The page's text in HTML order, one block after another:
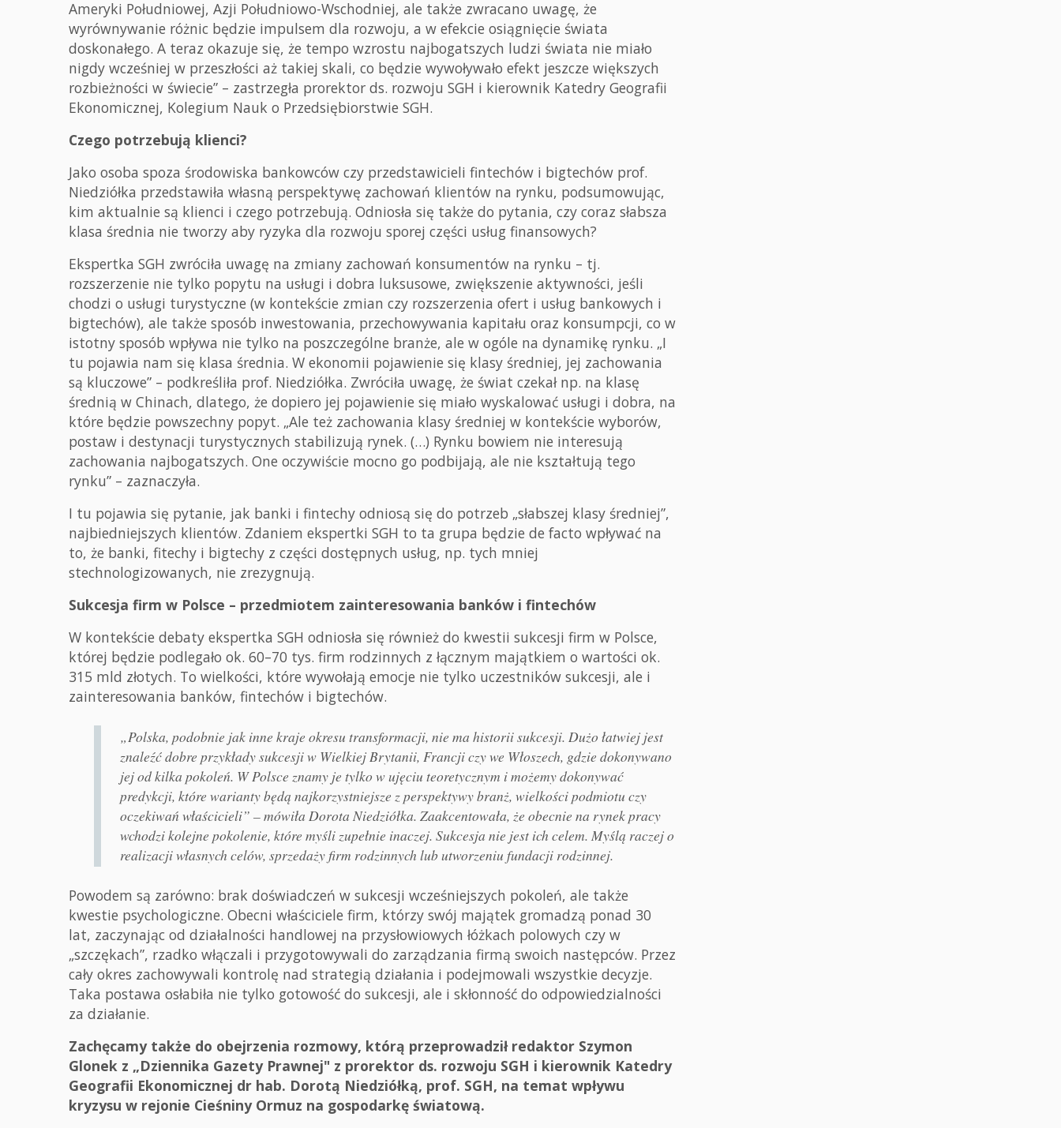
Ameryki Południowej, Azji Południowo-Wschodniej, ale także zwracano uwagę, że
wyrównywanie różnic będzie impulsem dla rozwoju, a w efekcie osiągnięcie świata
doskonałego. A teraz okazuje się, że tempo wzrostu najbogatszych ludzi świata nie miało
nigdy wcześniej w przeszłości aż takiej skali, co będzie wywoływało efekt jeszcze większych
rozbieżności w świecie” – zastrzegła prorektor ds. rozwoju SGH i kierownik Katedry Geografii
Ekonomicznej, Kolegium Nauk o Przedsiębiorstwie SGH.
Czego potrzebują klienci?
Jako osoba spoza środowiska bankowców czy przedstawicieli fintechów i bigtechów prof.
Niedziółka przedstawiła własną perspektywę zachowań klientów na rynku, podsumowując,
kim aktualnie są klienci i czego potrzebują. Odniosła się także do pytania, czy coraz słabsza
klasa średnia nie tworzy aby ryzyka dla rozwoju sporej części usług finansowych?
Ekspertka SGH zwróciła uwagę na zmiany zachowań konsumentów na rynku – tj.
rozszerzenie nie tylko popytu na usługi i dobra luksusowe, zwiększenie aktywności, jeśli
chodzi o usługi turystyczne (w kontekście zmian czy rozszerzenia ofert i usług bankowych i
bigtechów), ale także sposób inwestowania, przechowywania kapitału oraz konsumpcji, co w
istotny sposób wpływa nie tylko na poszczególne branże, ale w ogóle na dynamikę rynku. „I
tu pojawia nam się klasa średnia. W ekonomii pojawienie się klasy średniej, jej zachowania
są kluczowe” – podkreśliła prof. Niedziółka. Zwróciła uwagę, że świat czekał np. na klasę
średnią w Chinach, dlatego, że dopiero jej pojawienie się miało wyskalować usługi i dobra, na
które będzie powszechny popyt. „Ale też zachowania klasy średniej w kontekście wyborów,
postaw i destynacji turystycznych stabilizują rynek. (…) Rynku bowiem nie interesują
zachowania najbogatszych. One oczywiście mocno go podbijają, ale nie kształtują tego
rynku” – zaznaczyła.
I tu pojawia się pytanie, jak banki i fintechy odniosą się do potrzeb „słabszej klasy średniej”,
najbiedniejszych klientów. Zdaniem ekspertki SGH to ta grupa będzie de facto wpływać na
to, że banki, fitechy i bigtechy z części dostępnych usług, np. tych mniej
stechnologizowanych, nie zrezygnują.
Sukcesja firm w Polsce – przedmiotem zainteresowania banków i fintechów
W kontekście debaty ekspertka SGH odniosła się również do kwestii sukcesji firm w Polsce,
której będzie podlegało ok. 60–70 tys. firm rodzinnych z łącznym majątkiem o wartości ok.
315 mld złotych. To wielkości, które wywołają emocje nie tylko uczestników sukcesji, ale i
zainteresowania banków, fintechów i bigtechów.
„Polska, podobnie jak inne kraje okresu transformacji, nie ma historii sukcesji. Dużo łatwiej jest
znaleźć dobre przykłady sukcesji w Wielkiej Brytanii, Francji czy we Włoszech, gdzie dokonywano
jej od kilka pokoleń. W Polsce znamy je tylko w ujęciu teoretycznym i możemy dokonywać
predykcji, które warianty będą najkorzystniejsze z perspektywy branż, wielkości podmiotu czy
oczekiwań właścicieli” – mówiła Dorota Niedziółka. Zaakcentowała, że obecnie na rynek pracy
wchodzi kolejne pokolenie, które myśli zupełnie inaczej. Sukcesja nie jest ich celem. Myślą raczej o
realizacji własnych celów, sprzedaży firm rodzinnych lub utworzeniu fundacji rodzinnej.
Powodem są zarówno: brak doświadczeń w sukcesji wcześniejszych pokoleń, ale także
kwestie psychologiczne. Obecni właściciele firm, którzy swój majątek gromadzą ponad 30
lat, zaczynając od działalności handlowej na przysłowiowych łóżkach polowych czy w
„szczękach”, rzadko włączali i przygotowywali do zarządzania firmą swoich następców. Przez
cały okres zachowywali kontrolę nad strategią działania i podejmowali wszystkie decyzje.
Taka postawa osłabiła nie tylko gotowość do sukcesji, ale i skłonność do odpowiedzialności
za działanie.
Zachęcamy także do obejrzenia rozmowy, którą przeprowadził redaktor Szymon
Glonek z „Dziennika Gazety Prawnej" z prorektor ds. rozwoju SGH i kierownik Katedry
Geografii Ekonomicznej dr hab. Dorotą Niedziółką, prof. SGH, na temat wpływu
kryzysu w rejonie Cieśniny Ormuz na gospodarkę światową.